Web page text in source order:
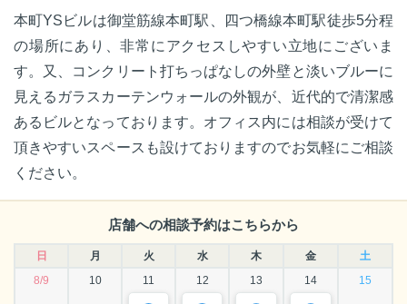
本町YSビルは御堂筋線本町駅、四つ橋線本町駅徒歩5分程
の場所にあり、非常にアクセスしやすい立地にございま
す。又、コンクリート打ちっぱなしの外壁と淡いブルーに
見えるガラスカーテンウォールの外観が、近代的で清潔感
あるビルとなっております。オフィス内には相談が受けて
頂きやすいスペースも設けておりますのでお気軽にご相談
ください。
店舗への相談予約はこちらから
日 月 火 水 木 金
土
8/9
10 11 12 13 14 15